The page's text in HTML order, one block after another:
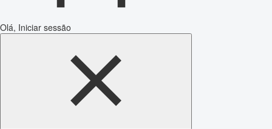
Olá, Iniciar sessão